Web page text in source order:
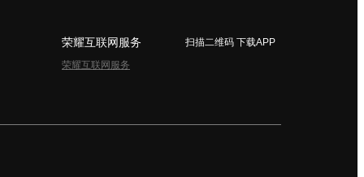
荣耀互联网服务
荣耀互联网服务
扫描二维码 下载APP